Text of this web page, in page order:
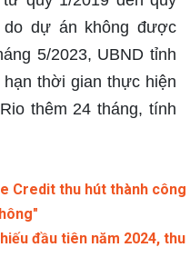
do dự án không được
5/2023, UBND tỉnh
thời gian thực hiện
thêm 24 tháng, tính
Credit thu hút thành công
đầu tiên năm 2024, thu